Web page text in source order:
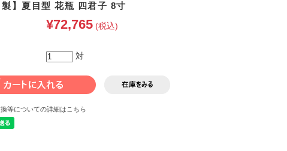
製】夏目型 花瓶 四君子 8寸
¥72,765 (税込)
対
等についての詳細はこちら